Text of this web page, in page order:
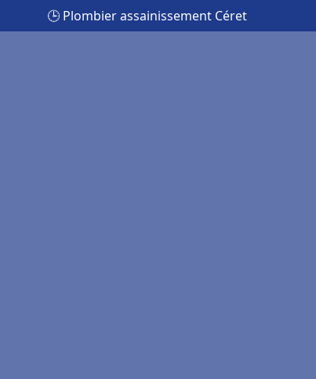
🕒 Plombier assainissement Céret